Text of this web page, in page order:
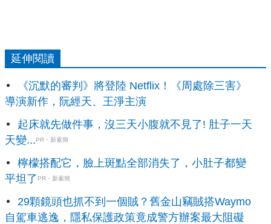
延伸閱讀
《沉默的審判》將登陸 Netflix！《周處除三害》
導演新作，阮經天、王淨主演
起床就先做件事，沒三天小腹就不見了! 肚子一天
天變...PR・新素簡
檸檬搭配它，臉上斑點全部消失了，小肚子都變
平坦了 PR・新素簡
29顆鏡頭也抓不到一個賊？舊金山竊賊搭Waymo
自駕車逃逸，隱私保護政策竟成警方辦案最大阻礙